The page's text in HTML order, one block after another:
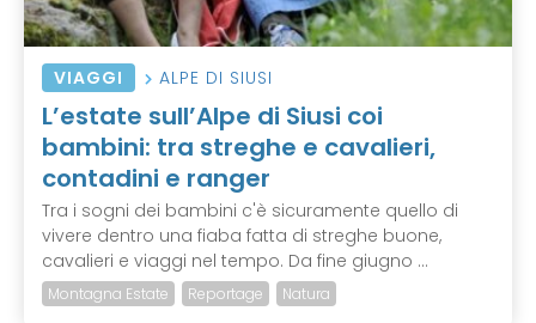
VIAGGI ALPE DI SIUSI
L’estate sull’Alpe di Siusi coi
bambini: tra streghe e cavalieri,
contadini e ranger
Tra i sogni dei bambini c'è sicuramente quello di
vivere dentro una fiaba fatta di streghe buone,
cavalieri e viaggi nel tempo. Da fine giugno ...
Montagna Estate Reportage Natura